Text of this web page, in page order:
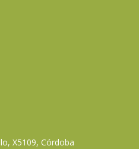
X5109, Córdoba